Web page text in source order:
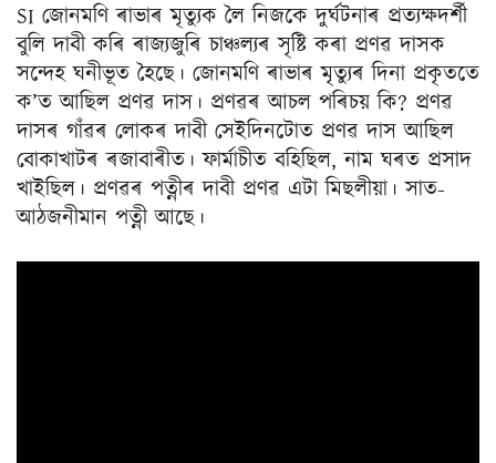
SI জোনমণি ৰাভাৰ মৃত্যুক লৈ নিজকে দুৰ্ঘটনাৰ প্ৰত্যক্ষদৰ্শী
বুলি দাবী কৰি ৰাজ্যজুৰি চাঞ্চল্যৰ সৃষ্টি কৰা প্ৰণৱ দাসক
সন্দেহ ঘনীভূত হৈছে। জোনমণি ৰাভাৰ মৃত্যুৰ দিনা প্ৰকৃততে
ক’ত আছিল প্ৰণৱ দাস। প্ৰণৱৰ আচল পৰিচয় কি? প্ৰণৱ
দাসৰ গাঁৱৰ লোকৰ দাবী সেইদিনটোত প্ৰণৱ দাস আছিল
বোকাখাটৰ ৰজাবাৰীত। ফাৰ্মাচীত বহিছিল, নাম ঘৰত প্ৰসাদ
খাইছিল। প্ৰণৱৰ পত্নীৰ দাবী প্ৰণৱ এটা মিছলীয়া। সাত-
আঠজনীমান পত্নী আছে।